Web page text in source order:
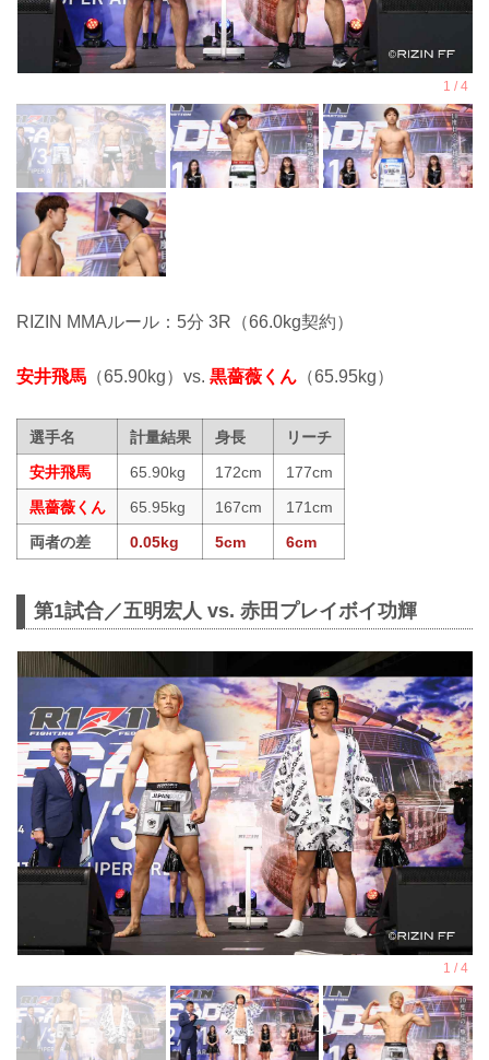
RIZIN MMAルール：5分 3R（66.0kg契約）
安井飛馬 （65.90kg）vs. 黒薔薇くん （65.95kg）
選手名 計量結果 身長
リーチ
安井飛馬
65.90kg 172cm
177cm
黒薔薇くん
65.95kg 167cm
171cm
両者の差
0.05kg 5cm 6cm
第1試合／五明宏人 vs. 赤田プレイボイ功輝